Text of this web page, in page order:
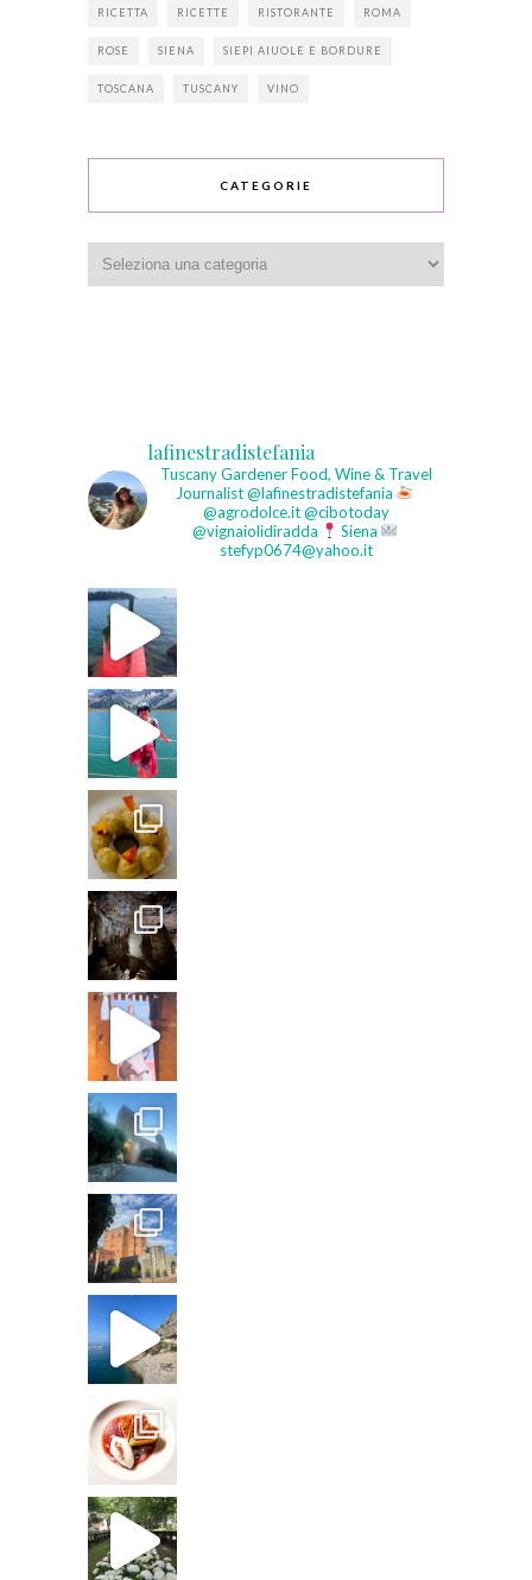
RICETTA RICETTE RISTORANTE ROMA
ROSE SIENA SIEPI AIUOLE E BORDURE
TOSCANA TUSCANY VINO
CATEGORIE
lafinestradistefania
Tuscany GardenerFood, Wine & Travel
Journalist@lafinestradistefania
@agrodolce.it @cibotoday
@vignaiolidiradda
Siena
stefyp0674@yahoo.it